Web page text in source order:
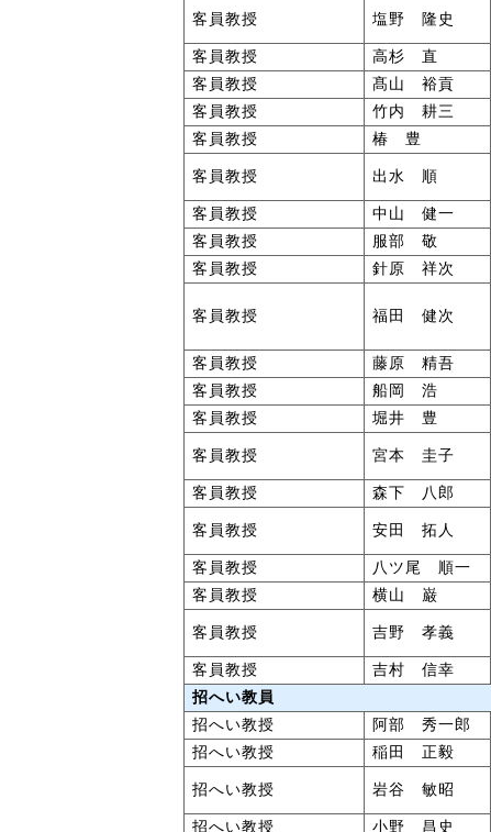
客員教授 塩野 隆史
客員教授
高杉 直
客員教授
髙山 裕貢
客員教授
竹内 耕三
客員教授
椿 豊
客員教授 出水 順
客員教授
中山 健一
客員教授
服部 敬
客員教授
針原 祥次
客員教授 福田 健次
客員教授
藤原 精吾
客員教授
船岡 浩
客員教授
堀井 豊
客員教授 宮本 圭子
客員教授
森下 八郎
客員教授 安田 拓人
客員教授
八ツ尾 順一
客員教授
横山 巌
客員教授 吉野 孝義
客員教授
吉村 信幸
招へい教員
招へい教授
阿部 秀一郎
招へい教授
稲田 正毅
招へい教授 岩谷 敏昭
招へい教授
小野 昌史